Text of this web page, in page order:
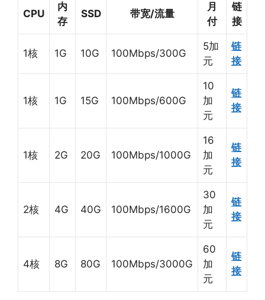
CPU
内
存
SSD 带宽/流量
月
付
链
接
1核 1G 10G 100Mbps/300G
5加
元
链
接
1核 1G 15G 100Mbps/600G
10
加
元
链
接
1核 2G 20G 100Mbps/1000G
16
加
元
链
接
2核 4G 40G 100Mbps/1600G
30
加
元
链
接
4核 8G 80G 100Mbps/3000G
60
加
元
链
接